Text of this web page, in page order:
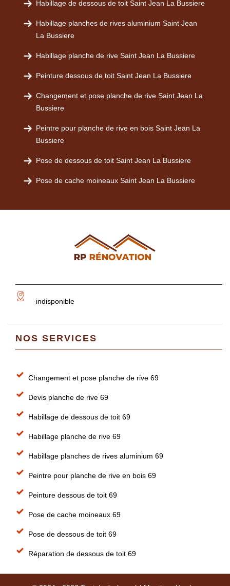
Habillage de dessous de toit Saint Jean La Bussiere
Habillage planches de rives aluminium Saint Jean
La Bussiere
Habillage planche de rive Saint Jean La Bussiere
Peinture dessous de toit Saint Jean La Bussiere
Changement et pose planche de rive Saint Jean La
Bussiere
Peintre pour planche de rive en bois Saint Jean La
Bussiere
Pose de dessous de toit Saint Jean La Bussiere
Pose de cache moineaux Saint Jean La Bussiere
indisponible
NOS SERVICES
Changement et pose planche de rive 69
Devis planche de rive 69
Habillage de dessous de toit 69
Habillage planche de rive 69
Habillage planches de rives aluminium 69
Peintre pour planche de rive en bois 69
Peinture dessous de toit 69
Pose de cache moineaux 69
Pose de dessous de toit 69
Réparation de dessous de toit 69